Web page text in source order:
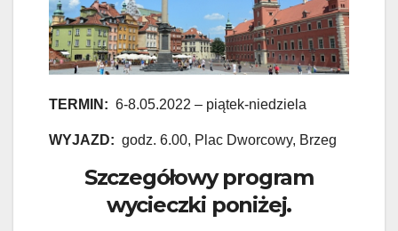
TERMIN: 6-8.05.2022 – piątek-niedziela
WYJAZD: godz. 6.00, Plac Dworcowy, Brzeg
Szczegółowy program
wycieczki poniżej.